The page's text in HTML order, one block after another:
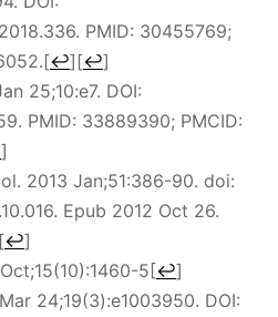
PMID: 30455769;
[↩] [↩]
25;10:e7. DOI:
PMID: 33889390; PMCID:
]
2013 Jan;51:386-90. doi:
Epub 2012 Oct 26.
[↩]
5[↩]
24;19(3):e1003950. DOI: